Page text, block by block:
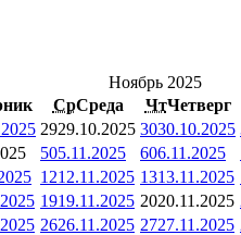
Ноябрь 2025
СрСреда ЧтЧетверг
2929.10.2025 3030.10.2025
505.11.2025 606.11.2025
1212.11.2025 1313.11.2025
1919.11.2025 2020.11.2025
2626.11.2025 2727.11.2025